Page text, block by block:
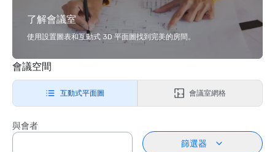
了解會議室
使用設置圖表和互動式 3D 平面圖找到完美的房間。
會議空間
互動式平面圖 會議室網格
與會者
篩選器